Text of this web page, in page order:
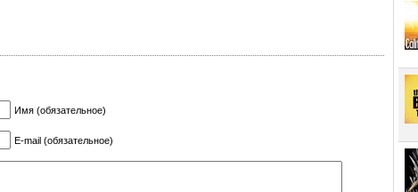
Имя (обязательное)
E-mail (обязательное)